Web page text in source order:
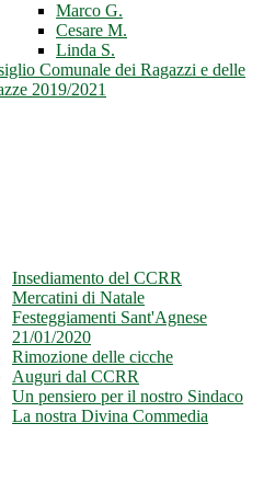
Marco G.
Cesare M.
Linda S.
Comunale dei Ragazzi e delle
2019/2021
Insediamento del CCRR
Mercatini di Natale
Festeggiamenti Sant'Agnese
21/01/2020
Rimozione delle cicche
Auguri dal CCRR
Un pensiero per il nostro Sindaco
La nostra Divina Commedia